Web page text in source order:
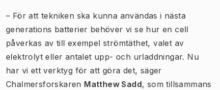
– För att tekniken ska kunna användas i nästa
generations batterier behöver vi se hur en cell
påverkas av till exempel strömtäthet, valet av
elektrolyt eller antalet upp- och urladdningar. Nu
har vi ett verktyg för att göra det, säger
Chalmersforskaren Matthew Sadd, som tillsammans